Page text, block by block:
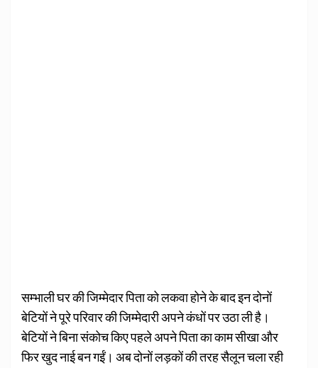
सम्‍भाली घर की जिम्‍मेदार पिता को लकवा होने के बाद इन दोनों
बेटियों ने पूरे परिवार की जिम्मेदारी अपने कंधों पर उठा ली है।
बेटियों ने बिना संकोच किए पहले अपने पिता का काम सीखा और
फिर खुद नाई बन गईं। अब दोनों लड़कों की तरह सैलून चला रही